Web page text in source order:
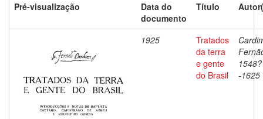
Pré-visualização
Data do
documento
Título
1925
Tratados
da terra
e gente
do Brasil
1548?
-1625